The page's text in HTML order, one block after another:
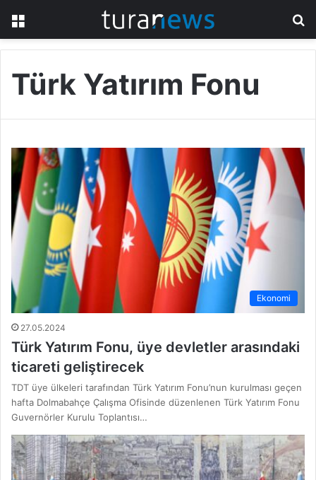
Türk Yatırım Fonu
Ekonomi
27.05.2024
Türk Yatırım Fonu, üye devletler arasındaki
ticareti geliştirecek
TDT üye ülkeleri tarafından Türk Yatırım Fonu’nun kurulması geçen
hafta Dolmabahçe Çalışma Ofisinde düzenlenen Türk Yatırım Fonu
Guvernörler Kurulu Toplantısı…